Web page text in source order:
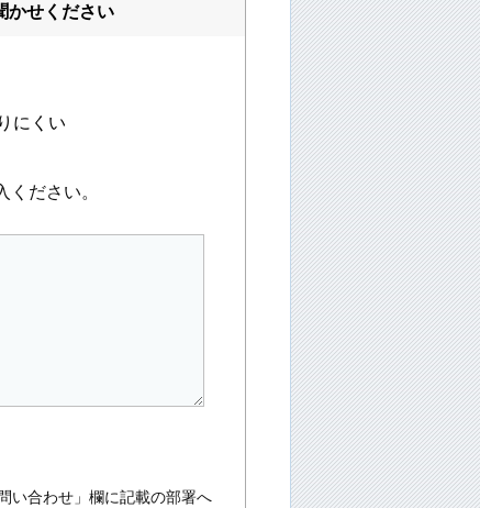
かせください
にくい
ださい。
い合わせ」欄に記載の部署へ